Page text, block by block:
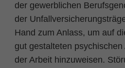
der gewerblichen
der
Hand zum Anlass, um auf
gut gestalteten
der Arbeit hinzuweisen.
Laufzeit Ende der Sitzung
Zweck PHPs Standard